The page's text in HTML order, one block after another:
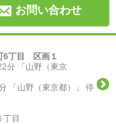
お問い合わせ
6丁目 区画１
分 「山野（東京
「山野（東京都）」 停
丁目